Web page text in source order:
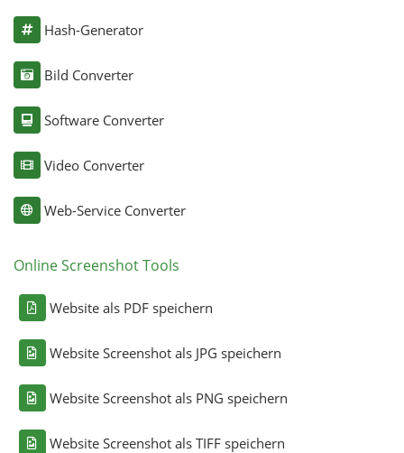
Hash-Generator
Bild Converter
Software Converter
Video Converter
Web-Service Converter
Online Screenshot Tools
Website als PDF speichern
Website Screenshot als JPG speichern
Website Screenshot als PNG speichern
Website Screenshot als TIFF speichern